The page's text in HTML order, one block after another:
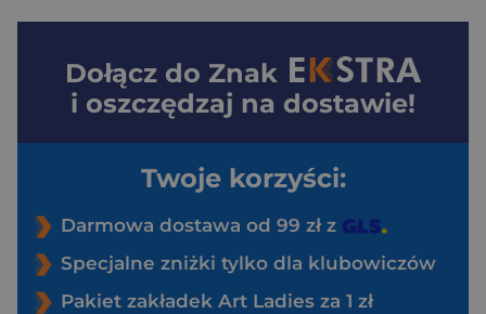
Dołącz do Znak
i oszczędzaj na dostawie!
Twoje korzyści:
Darmowa dostawa od 99 zł z
Specjalne zniżki tylko dla klubowiczów
Pakiet zakładek Art Ladies za 1 zł